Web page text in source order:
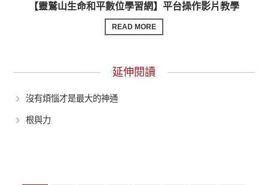
【靈鷲山生命和平數位學習網】平台操作影片教學
READ MORE
延伸閱讀
沒有煩惱才是最大的神通
根與力